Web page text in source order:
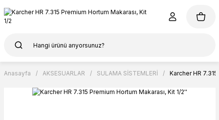
Anasayfa AKSESUARLAR SULAMA SİSTEMLERİ Karcher HR